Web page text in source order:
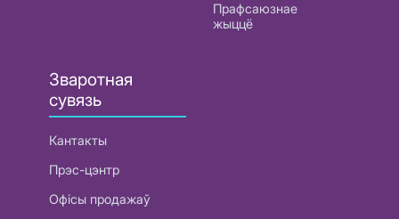
Прафсаюзнае
жыццё
Зваротная
сувязь
Кантакты
Прэс-цэнтр
Офісы продажаў